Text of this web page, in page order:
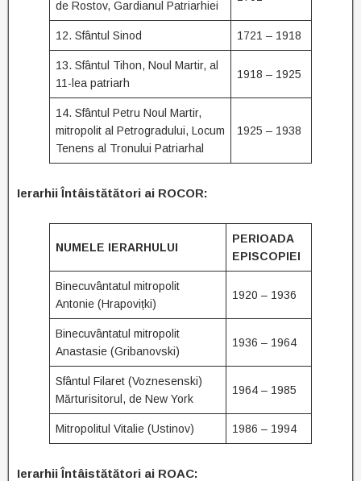
de Rostov, Gardianul Patriarhiei
12. Sfântul Sinod 1721 – 1918
13. Sfântul Tihon, Noul Martir, al
11-lea patriarh
1918 – 1925
14. Sfântul Petru Noul Martir,
mitropolit al Petrogradului, Locum
Tenens al Tronului Patriarhal
1925 – 1938
Ierarhii Întâistătători ai ROCOR:
NUMELE IERARHULUI
PERIOADA
EPISCOPIEI
Binecuvântatul mitropolit
Antonie (Hrapovițki)
1920 – 1936
Binecuvântatul mitropolit
Anastasie (Gribanovski)
1936 – 1964
Sfântul Filaret (Voznesenski)
Mărturisitorul, de New York
1964 – 1985
Mitropolitul Vitalie (Ustinov) 1986 – 1994
Ierarhii Întâistătători ai ROAC: